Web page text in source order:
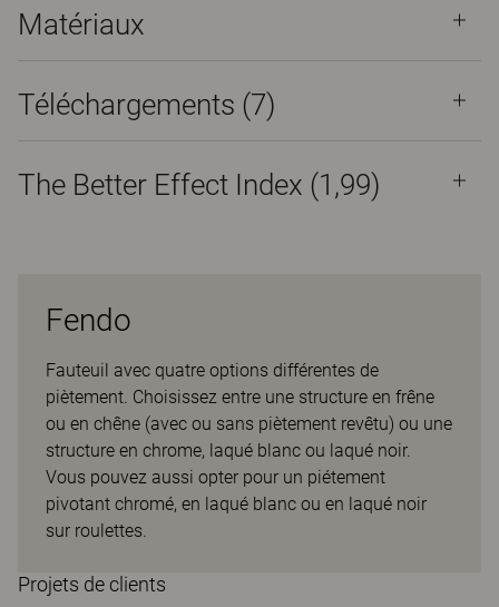
Matériaux
Téléchargements (7)
The Better Effect Index (1,99)
Fendo
Fauteuil avec quatre options différentes de
piètement. Choisissez entre une structure en frêne
ou en chêne (avec ou sans piètement revêtu) ou une
structure en chrome, laqué blanc ou laqué noir.
Vous pouvez aussi opter pour un piétement
pivotant chromé, en laqué blanc ou en laqué noir
sur roulettes.
Projets de clients